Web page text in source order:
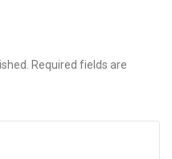
Required fields are